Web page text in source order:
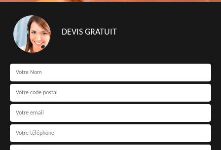
DEVIS GRATUIT